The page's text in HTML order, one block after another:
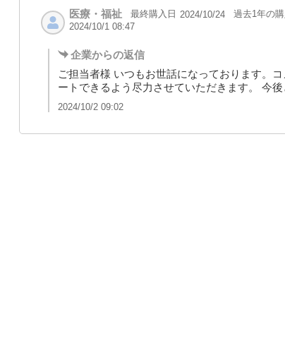
医療・福祉
最終購入日 2024/10/24 過去1年の
2024/10/1 08:47
企業からの返信
ご担当者様 いつもお世話になっております。
ートできるよう尽力させていただきます。 今
2024/10/2 09:02